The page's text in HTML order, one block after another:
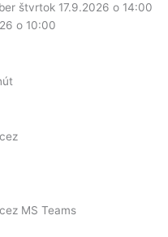
štvrtok 17.9.2026 o 14:00
o 10:00
MS Teams